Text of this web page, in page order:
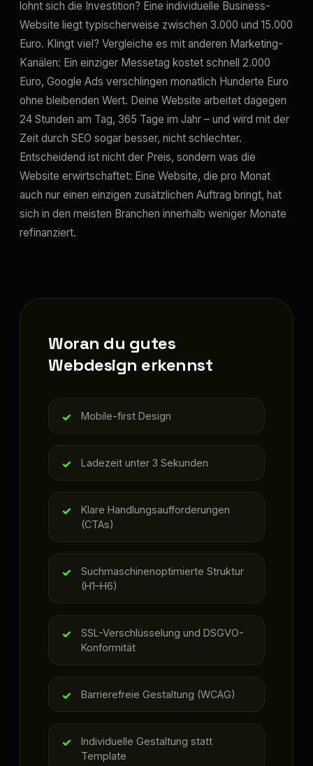
lohnt sich die Investition? Eine individuelle Business-
Website liegt typischerweise zwischen 3.000 und 15.000
Euro. Klingt viel? Vergleiche es mit anderen Marketing-
Kanälen: Ein einziger Messetag kostet schnell 2.000
Euro, Google Ads verschlingen monatlich Hunderte Euro
ohne bleibenden Wert. Deine Website arbeitet dagegen
24 Stunden am Tag, 365 Tage im Jahr – und wird mit der
Zeit durch SEO sogar besser, nicht schlechter.
Entscheidend ist nicht der Preis, sondern was die
Website erwirtschaftet: Eine Website, die pro Monat
auch nur einen einzigen zusätzlichen Auftrag bringt, hat
sich in den meisten Branchen innerhalb weniger Monate
refinanziert.
Woran du gutes
Webdesign erkennst
Mobile-first Design
Ladezeit unter 3 Sekunden
Klare Handlungsaufforderungen
(CTAs)
Suchmaschinenoptimierte Struktur
(H1–H6)
SSL-Verschlüsselung und DSGVO-
Konformität
Barrierefreie Gestaltung (WCAG)
Individuelle Gestaltung statt
Template